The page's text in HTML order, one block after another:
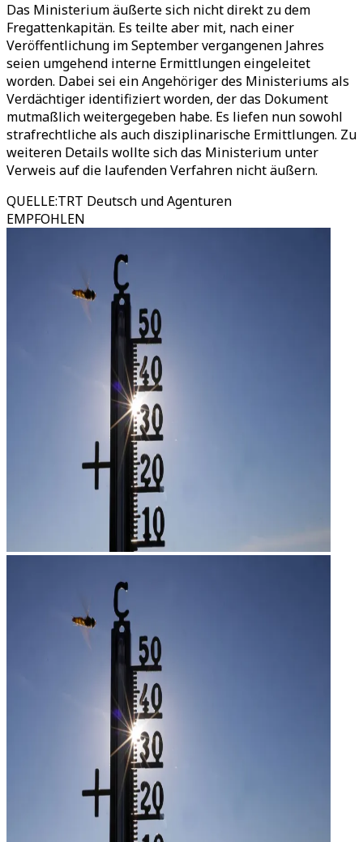
Das Ministerium äußerte sich nicht direkt zu dem
Fregattenkapitän. Es teilte aber mit, nach einer
Veröffentlichung im September vergangenen Jahres
seien umgehend interne Ermittlungen eingeleitet
worden. Dabei sei ein Angehöriger des Ministeriums als
Verdächtiger identifiziert worden, der das Dokument
mutmaßlich weitergegeben habe. Es liefen nun sowohl
strafrechtliche als auch disziplinarische Ermittlungen. Zu
weiteren Details wollte sich das Ministerium unter
Verweis auf die laufenden Verfahren nicht äußern.
QUELLE:TRT Deutsch und Agenturen
EMPFOHLEN